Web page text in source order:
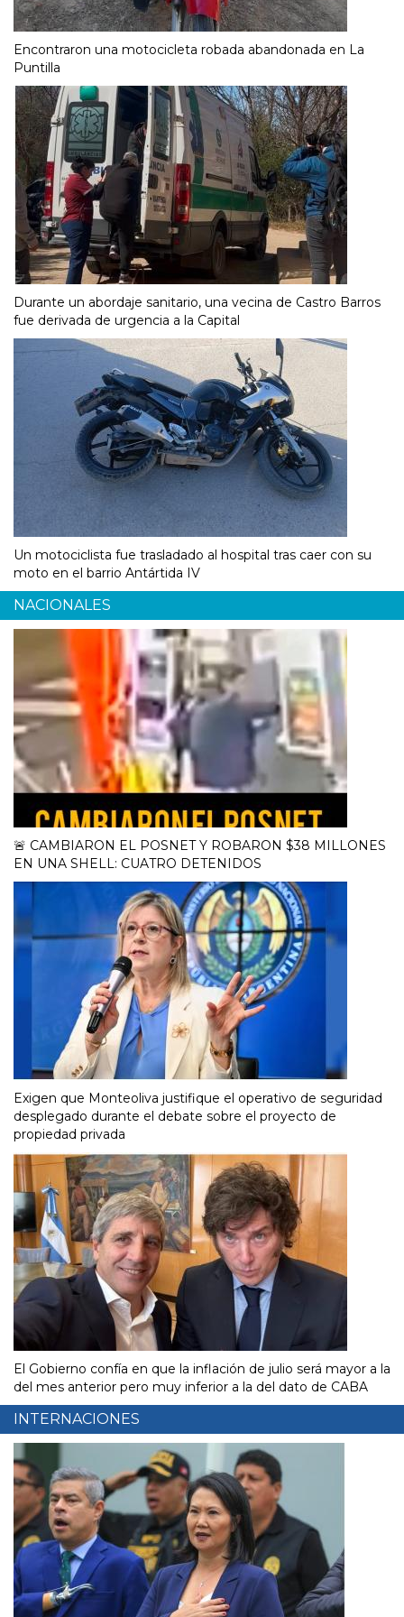
Encontraron una motocicleta robada abandonada en La
Puntilla
Durante un abordaje sanitario, una vecina de Castro Barros
fue derivada de urgencia a la Capital
Un motociclista fue trasladado al hospital tras caer con su
moto en el barrio Antártida IV
NACIONALES
🚨 CAMBIARON EL POSNET Y ROBARON $38 MILLONES
EN UNA SHELL: CUATRO DETENIDOS
Exigen que Monteoliva justifique el operativo de seguridad
desplegado durante el debate sobre el proyecto de
propiedad privada
El Gobierno confía en que la inflación de julio será mayor a la
del mes anterior pero muy inferior a la del dato de CABA
INTERNACIONES